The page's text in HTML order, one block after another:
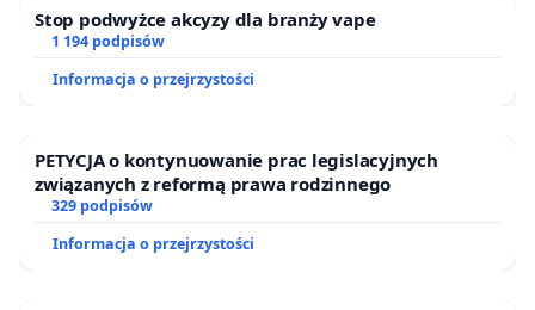
Stop podwyżce akcyzy dla branży vape
1 194 podpisów
Informacja o przejrzystości
PETYCJA o kontynuowanie prac legislacyjnych
związanych z reformą prawa rodzinnego
329 podpisów
Informacja o przejrzystości